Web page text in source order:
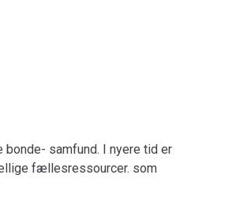
samfund. I nyere tid er
fællesressourcer. som
sociale og kulturelle